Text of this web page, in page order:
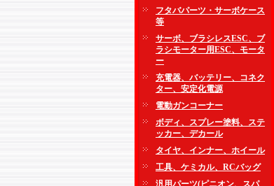
フタバパーツ・サーボケース
等
サーボ、ブラシレスESC、ブ
ラシモーター用ESC、モータ
ー
充電器、バッテリー、コネク
ター、安定化電源
電動ガンコーナー
ボディ、スプレー塗料、ステ
ッカー、デカール
タイヤ、インナー、ホイール
工具、ケミカル、RCバッグ
汎用パーツ(ピニオン、スパ